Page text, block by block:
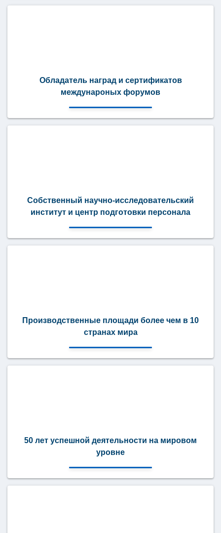
Обладатель наград и сертификатов
междунароных форумов
Собственный научно-исследовательский
институт и центр подготовки персонала
Производственные площади более чем в 10
странах мира
50 лет успешной деятельности на мировом
уровне